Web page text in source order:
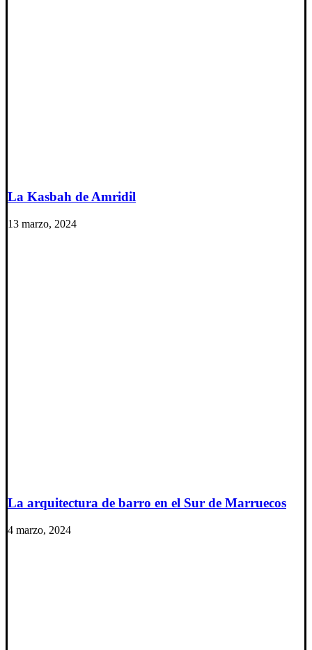
La Kasbah de Amridil
13 marzo, 2024
La arquitectura de barro en el Sur de Marruecos
4 marzo, 2024